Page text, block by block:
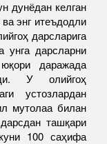
дунёдан келган
энг итеъдодли
дарсларига
унга дарсларни
даражада
У олийгоҳ
устозлардан
мутолаа билан
ташқари
100 саҳифа